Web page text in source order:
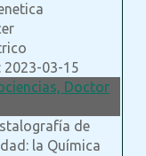
2023-03-15
Doctor
de
la Química